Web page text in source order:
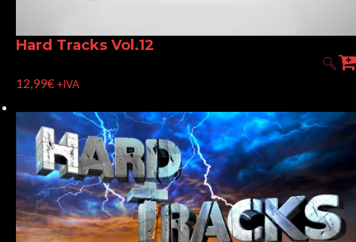
Hard Tracks Vol.12
12,99€ +IVA